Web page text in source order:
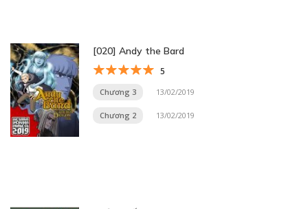
[020] Andy the Bard
5
Chương 3 13/02/2019
Chương 2 13/02/2019